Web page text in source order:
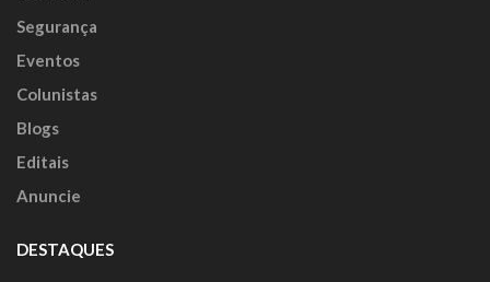
Segurança
Eventos
Colunistas
Blogs
Editais
Anuncie
DESTAQUES